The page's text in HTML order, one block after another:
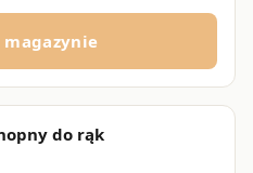
magazynie
do rąk